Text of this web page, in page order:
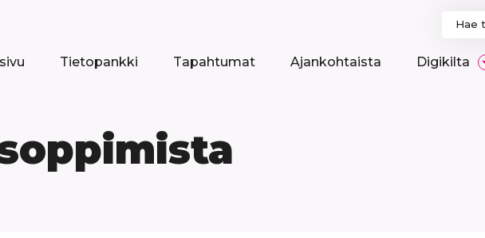
Tietopankki Tapahtumat Ajankohtaista Digikilta